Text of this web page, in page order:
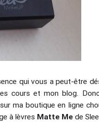
qui vous a peut-être
cours et mon blog.
ma boutique en ligne
à lèvres Matte Me de